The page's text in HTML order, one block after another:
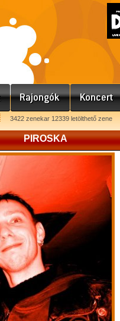
3422 zenekar 12339 letölthető zene
PIROSKA